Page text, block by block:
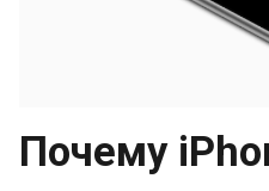
Почему